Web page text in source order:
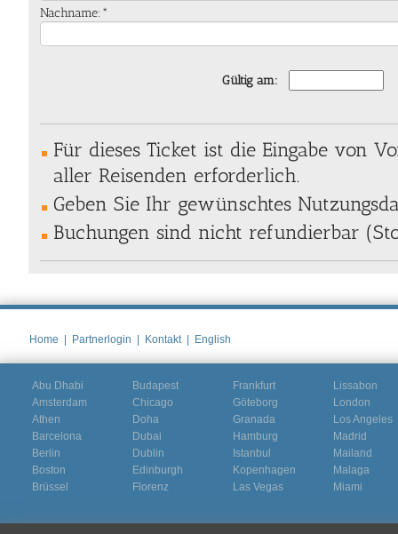
Nachname:*
Gültig am:
Für dieses Ticket ist die Eingabe von
aller Reisenden erforderlich.
Geben Sie Ihr gewünschtes
Buchungen sind nicht refundierbar
Home Partnerlogin Kontakt English
Abu Dhabi
Amsterdam
Athen
Barcelona
Berlin
Boston
Brüssel
Budapest
Chicago
Doha
Dubai
Dublin
Edinburgh
Florenz
Frankfurt
Göteborg
Granada
Hamburg
Istanbul
Kopenhagen
Las Vegas
Lissabon
London
Los Angeles
Madrid
Mailand
Malaga
Miami